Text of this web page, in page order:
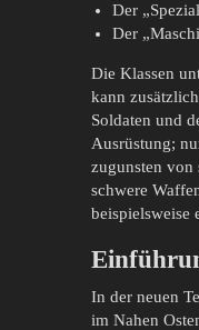
Der
Der
Die Klassen
kann
Soldaten und
Ausrüstung;
zugunsten von
schwere
beispielsweise
In der neuen
im Nahen